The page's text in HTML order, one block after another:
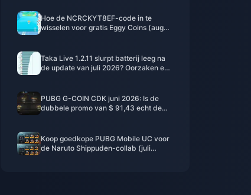
Hoe de NCRCKYT8EF-code in te
wisselen voor gratis Eggy Coins (aug
Taka Live 1.2.11 slurpt batterij leeg na
de update van juli 2026? Oorzaken en
PUBG G-COIN CDK juni 2026: Is de
dubbele promo van $ 91,43 echt de
Koop goedkope PUBG Mobile UC voor
de Naruto Shippuden-collab (juli